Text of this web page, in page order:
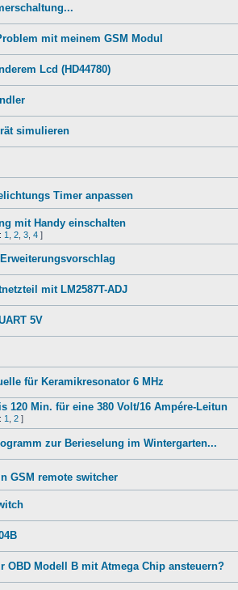
mit meinem GSM Modul
Lcd (HD44780)
simulieren
Timer anpassen
mit Handy einschalten
1 2 3 4 ]
mit LM2587T-ADJ
5V
für Keramikresonator 6 MHz
120 Min. für eine 380 Volt/16 Ampére-Leitun
1 2 ]
zur Berieselung im Wintergarten...
GSM remote switcher
OBD Modell B mit Atmega Chip ansteuern?